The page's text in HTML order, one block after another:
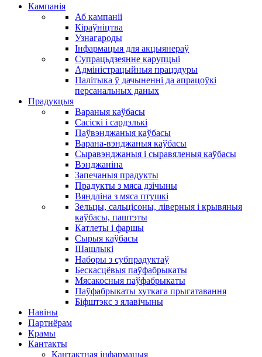
Кампанія
Аб кампаніі
Кіраўніцтва
Узнагароды
Інфармацыя для акцыянераў
Супрацьдзеянне карупцыі
Адміністрацыйныя працэдуры
Палітыка ў дачыненні да апрацоўкі
персанальных даных
Прадукцыя
Вараныя каўбасы
Сасіскі і сардэлькі
Паўвэнджаныя каўбасы
Варана-вэнджаныя каўбасы
Сыравэнджаныя і сыравяленыя каўбасы
Вэнджаніна
Запечаныя прадукты
Прадукты з мяса дзічыны
Вяндліна з мяса птушкі
Зельцы, сальцісоны, ліверныя і крывяныя
каўбасы, паштэты
Катлеты і фаршы
Сырыя каўбасы
Шашлыкі
Наборы з субпрадуктаў
Бескасцёвыя паўфабрыкаты
Мясакосныя паўфабрыкаты
Паўфабрыкаты хуткага прыгатавання
Біфштэкс з ялавічыны
Навіны
Партнёрам
Крамы
Кантакты
Кантактная інфармацыя